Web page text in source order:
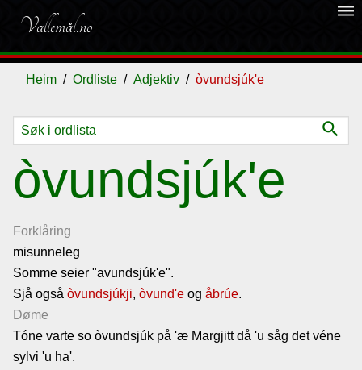
Vallemål.no
dehaze
Heim Ordliste Adjektiv òvundsjúk'e
search
òvundsjúk'e
Forklåring
misunneleg
Somme seier "avundsjúk'e".
Sjå også òvundsjúkji, òvund'e og åbrúe.
Døme
Tóne varte so òvundsjúk på 'æ Margjitt då 'u såg det véne
sylvi 'u ha'.
Ordliste
Om
vallemålet
Gjestebok
Nyhende